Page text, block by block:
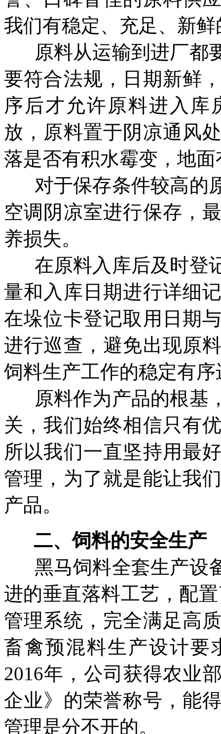
我们有稳定、充足、新
原料从运输到进厂都
要符合法规，日期新鲜
序后才允许原料进入库
放，原料置于阴凉通风
落是否有积水霉变，地
对于保存条件较高的
空调阴凉室进行保存，
养损失。
在原料入库后及时登
量和入库日期进行详细
在垛位卡登记取用日期
进行巡查，避免出现原
饲料生产工作的稳定有序
原料作为产品的根基
关，我们始终相信只有
所以我们一直坚持用最
管理，为了就是能让我
产品。
二、饲料的安全生产
黑马饲料全套生产设
进的垂直落料工艺，配
管理系统，完全满足高
畜禽预混料生产设计要
2016年，公司获得农业
企业》的荣誉称号，能
管理是分不开的。